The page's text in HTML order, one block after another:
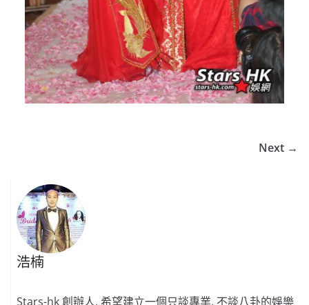
Next →
浩楠
Stars-hk 創辦人, 希望建立一個只談專業, 不談八卦的娛樂